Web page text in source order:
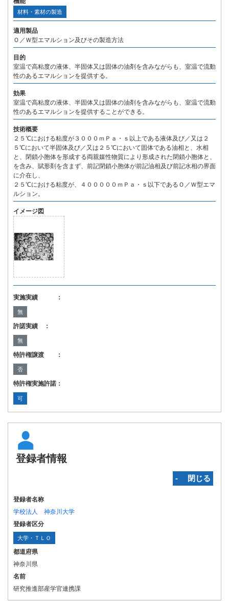
材料・素材の製造
適用製品
Ｏ／Ｗ型エマルション及びその製造方法
目的
室温で高粘度の液体、半固体又は固体の油剤を含みながらも、室温で流動
性のあるエマルションを提供する。
効果
室温で高粘度の液体、半固体又は固体の油剤を含みながらも、室温で流動
性のあるエマルションを提供することができる。
技術概要
２５℃における粘度が３０００ｍＰａ・ｓ以上である液体及び／又は２
５℃において半固体及び／又は２５℃において固体である油相と、水相
と、閉鎖小胞体を形成する両親媒性物質により形成された閉鎖小胞体と、
を含み、賦形剤を含まず、前記閉鎖小胞体が前記油相及び前記水相の界面
に介在し、
２５℃における粘度が、４０００００ｍＰａ・ｓ以下であるＯ／Ｗ型エマ
ルション。
イメージ図
実施実績 ：
無
許諾実績 ：
無
特許権譲渡 ：
否
特許権実施許諾：
可
登録者情報
‐ 閉じる
登録者名称
学校法人 神奈川大学
登録者区分
大学・ＴＬＯ
都道府県
神奈川県
名前
研究推進部産学官連携課